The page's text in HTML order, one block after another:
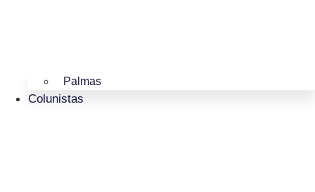
Palmas
Colunistas